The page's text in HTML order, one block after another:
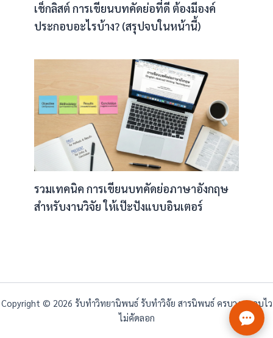
เช็กลิสต์ การเขียนบทคัดย่อที่ดี ต้องมีองค์
ประกอบอะไรบ้าง? (สรุปจบในหน้านี้)
รวมเทคนิค การเขียนบทคัดย่อภาษาอังกฤษ
สำหรับงานวิจัย ให้เป๊ะปังแบบอินเตอร์
Copyright © 2026 รับทำวิทยานิพนธ์ รับทำวิจัย สารนิพนธ์ ครบวงจร จบไว
ไม่คัดลอก